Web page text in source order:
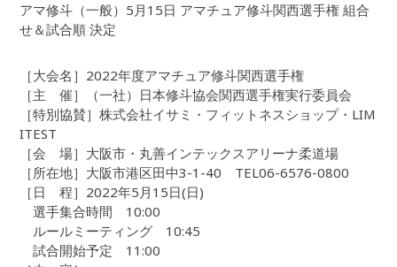
アマ修斗（一般）5月15日 アマチュア修斗関西選手権 組合
せ＆試合順 決定
［大会名］2022年度アマチュア修斗関西選手権
［主 催］（一社）日本修斗協会関西選手権実行委員会
［特別協賛］株式会社イサミ・フィットネスショップ・LIM
ITEST
［会 場］大阪市・丸善インテックスアリーナ柔道場
［所在地］大阪市港区田中3-1-40 TEL06-6576-0800
［日 程］2022年5月15日(日)
選手集合時間 10:00
ルールミーティング 10:45
試合開始予定 11:00